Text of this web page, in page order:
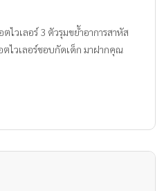
ไวเลอร์ 3 ตัวรุมขย้ำอาการสาหัส
ตไวเลอร์ชอบกัดเด็ก มาฝากคุณ